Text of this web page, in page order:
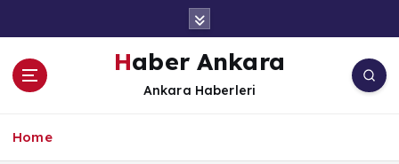
Haber Ankara
Ankara Haberleri
Home